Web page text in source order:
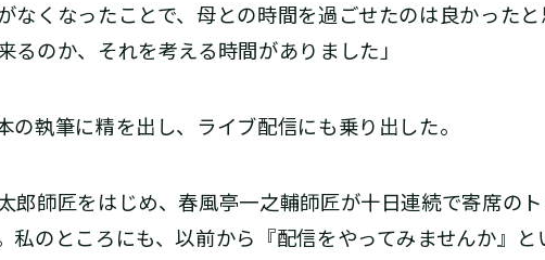
なくなったことで、母との時間を過ごせたのは良かった
るのか、それを考える時間がありました」
執筆に精を出し、ライブ配信にも乗り出した。
郎師匠をはじめ、春風亭一之輔師匠が十日連続で寄席の
私のところにも、以前から『配信をやってみませんか』